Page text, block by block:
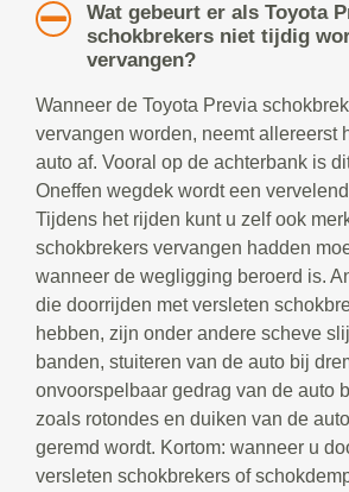
Wat gebeurt er als Toyota
schokbrekers niet tijdig
vervangen?
Wanneer de Toyota Previa
vervangen worden, neemt allereerst
auto af. Vooral op de achterbank is
Oneffen wegdek wordt een
Tijdens het rijden kunt u zelf ook
schokbrekers vervangen hadden
wanneer de wegligging beroerd is.
die doorrijden met versleten
hebben, zijn onder andere scheve
banden, stuiteren van de auto bij
onvoorspelbaar gedrag van de auto
zoals rotondes en duiken van de
geremd wordt. Kortom: wanneer u
versleten schokbrekers of